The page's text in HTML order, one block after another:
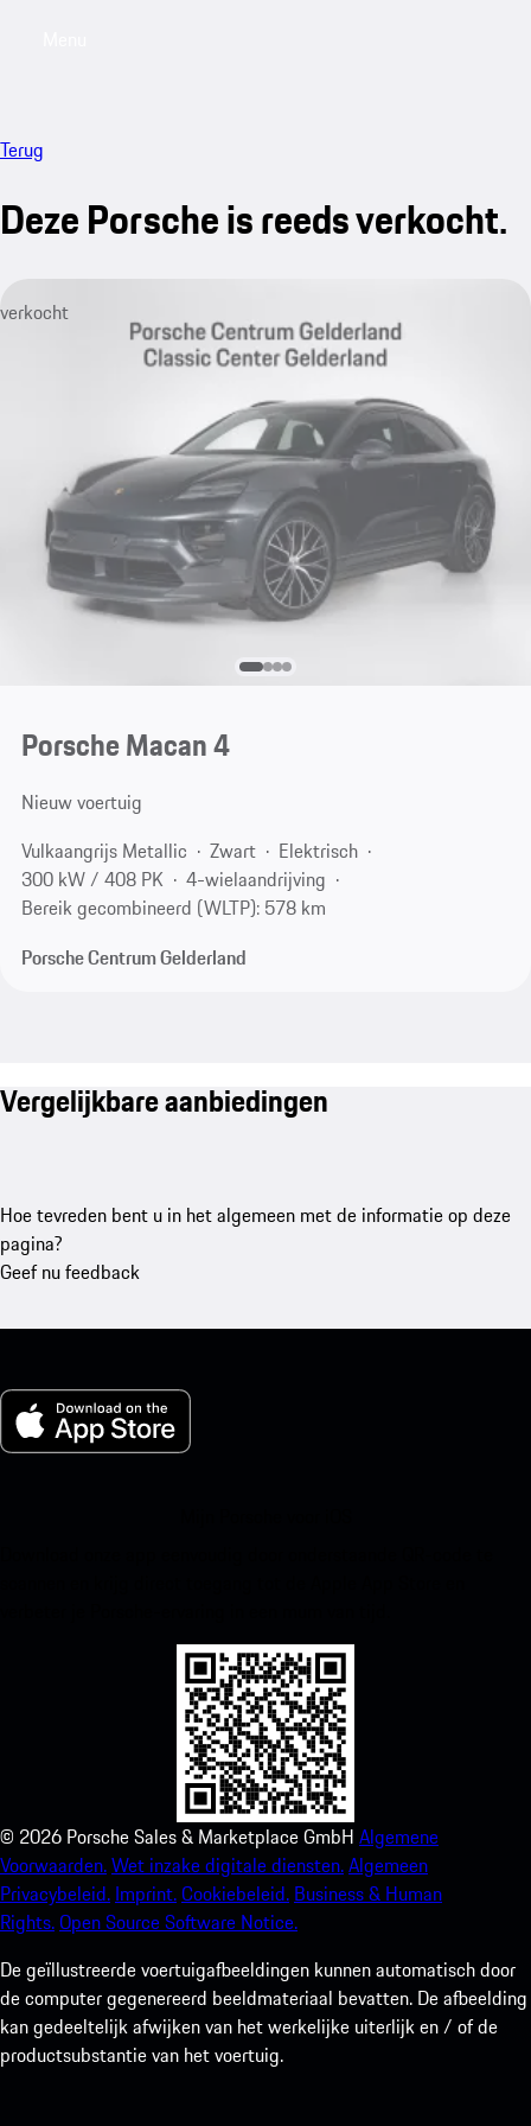
Terug
Deze Porsche is reeds verkocht.
verkocht
Porsche Macan 4
Nieuw voertuig
Vulkaangrijs Metallic
Zwart
Elektrisch
300 kW / 408 PK
4-wielaandrijving
Bereik gecombineerd (WLTP): 578 km
Porsche Centrum Gelderland
Vergelijkbare aanbiedingen
Hoe tevreden bent u in het algemeen met de informatie op deze
pagina?
Geef nu feedback
© 2026 Porsche Sales & Marketplace GmbH Algemene
Voorwaarden.Wet inzake digitale diensten.Algemeen
Privacybeleid. Imprint.Cookiebeleid. Business & Human
Rights.Open Source Software Notice.
De geïllustreerde voertuigafbeeldingen kunnen automatisch door
de computer gegenereerd beeldmateriaal bevatten. De afbeelding
kan gedeeltelijk afwijken van het werkelijke uiterlijk en / of de
productsubstantie van het voertuig.